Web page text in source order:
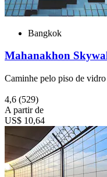
Bangkok
Mahanakhon
Caminhe pelo piso de
4,6 (529)
A partir de
US$ 10,64